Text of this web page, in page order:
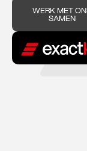
WERK MET
SAMEN